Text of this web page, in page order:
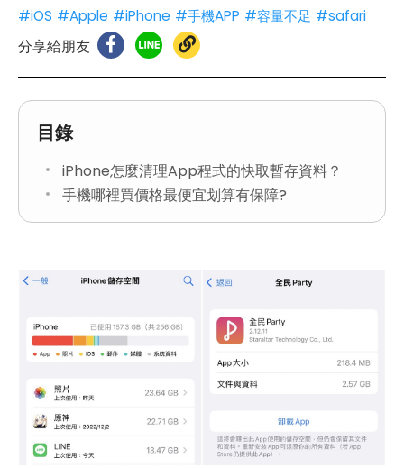
#iOS #Apple #iPhone #手機APP #容量不足 #safari
分享給朋友
目錄
iPhone怎麼清理App程式的快取暫存資料？
手機哪裡買價格最便宜划算有保障?